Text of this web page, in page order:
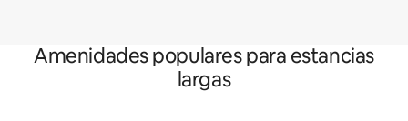
Amenidades populares para estancias
largas